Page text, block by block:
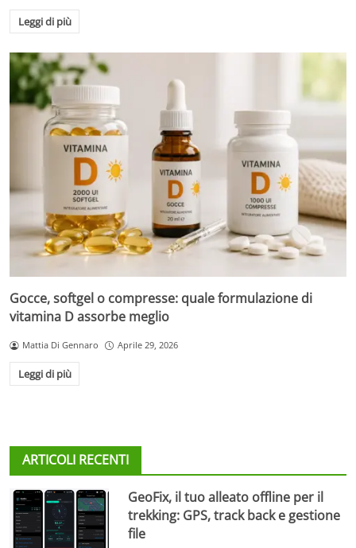
Leggi di più
Gocce, softgel o compresse: quale formulazione di
vitamina D assorbe meglio
Mattia Di Gennaro Aprile 29, 2026
Leggi di più
ARTICOLI RECENTI
GeoFix, il tuo alleato offline per il
trekking: GPS, track back e gestione
file